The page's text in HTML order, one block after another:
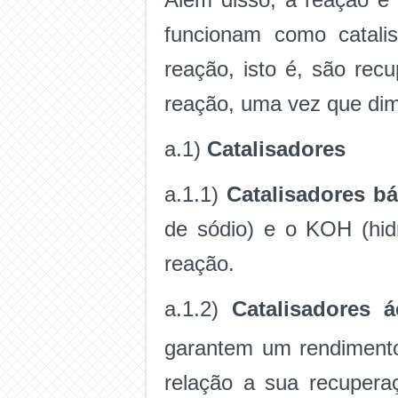
funcionam como
reação, isto é, são
reação, uma vez que
a.1) Catalisadores
a.1.1) Catalisadores
de sódio) e o KOH
reação.
a.1.2) Catalisadores
garantem um
relação a sua